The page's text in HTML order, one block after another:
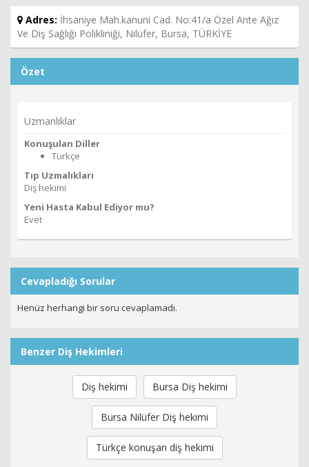
Adres: İhsaniye Mah.kanuni Cad. No:41/a Özel Ante Ağız
Ve Diş Sağlığı Polikliniği, Nilüfer, Bursa, TÜRKİYE
Özet
Uzmanlıklar
Konuşulan Diller
Türkçe
Tıp Uzmalıkları
Diş hekimi
Yeni Hasta Kabul Ediyor mu?
Evet
Cevapladığı Sorular
Henüz herhangi bir soru cevaplamadı.
Benzer Diş Hekimleri
Diş hekimi Bursa Diş hekimi
Bursa Nilüfer Diş hekimi
Türkçe konuşan diş hekimi